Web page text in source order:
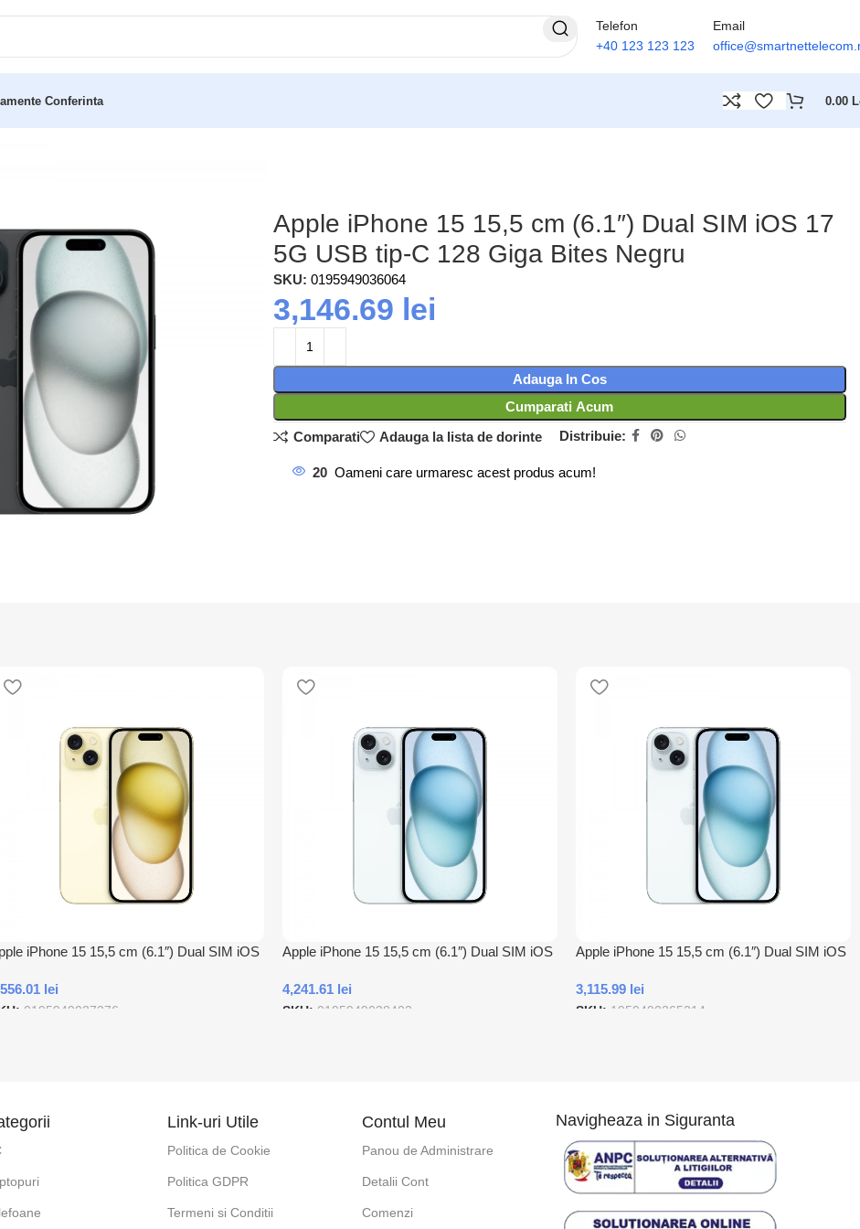
Telefon
+40 123 123 123
Email
Conferinta 0.00
Apple iPhone 15 15,5 cm (6.1″) Dual SIM iOS 17
5G USB tip-C 128 Giga Bites Negru
SKU: 0195949036064
3,146.69 lei
Adauga In Cos
Cumparati Acum
Comparati
Adauga la lista de dorinte Distribuie:
20 Oameni care urmaresc acest produs acum!
iPhone 15 15,5 cm (6.1″) Dual SIM iOS
lei
0195949037276
Apple iPhone 15 15,5 cm (6.1″) Dual SIM iOS
4,241.61 lei
SKU: 0195949038402
Apple iPhone 15 15,5 cm (6.1″) Dual SIM iOS
3,115.99 lei
SKU: 1959490365214
Link-uri Utile
Politica de Cookie
Politica GDPR
Termeni si Conditii
Contul Meu
Panou de Administrare
Detalii Cont
Comenzi
Navigheaza in Siguranta